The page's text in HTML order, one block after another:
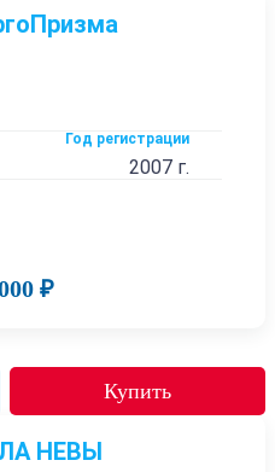
Год регистрации
2007 г.
₽
Купить
НЕВЫ